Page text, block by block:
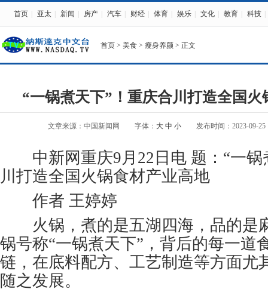
首页 亚太 新闻 房产 汽车 财经 体育 娱乐 文化 教育 科技
首页 > 美食 > 瘦身养颜 > 正文
“一锅煮天下”！重庆合川打造全国火
文章来源：中国新闻网 字体： 大 中 小 发布时间：2023-09-25
中新网重庆9月22日电 题：“一锅
川打造全国火锅食材产业高地
作者 王婷婷
火锅，煮的是五湖四海，品的是
锅号称“一锅煮天下”，背后的每一道
链，在底料配方、工艺制造等方面尤
随之发展。